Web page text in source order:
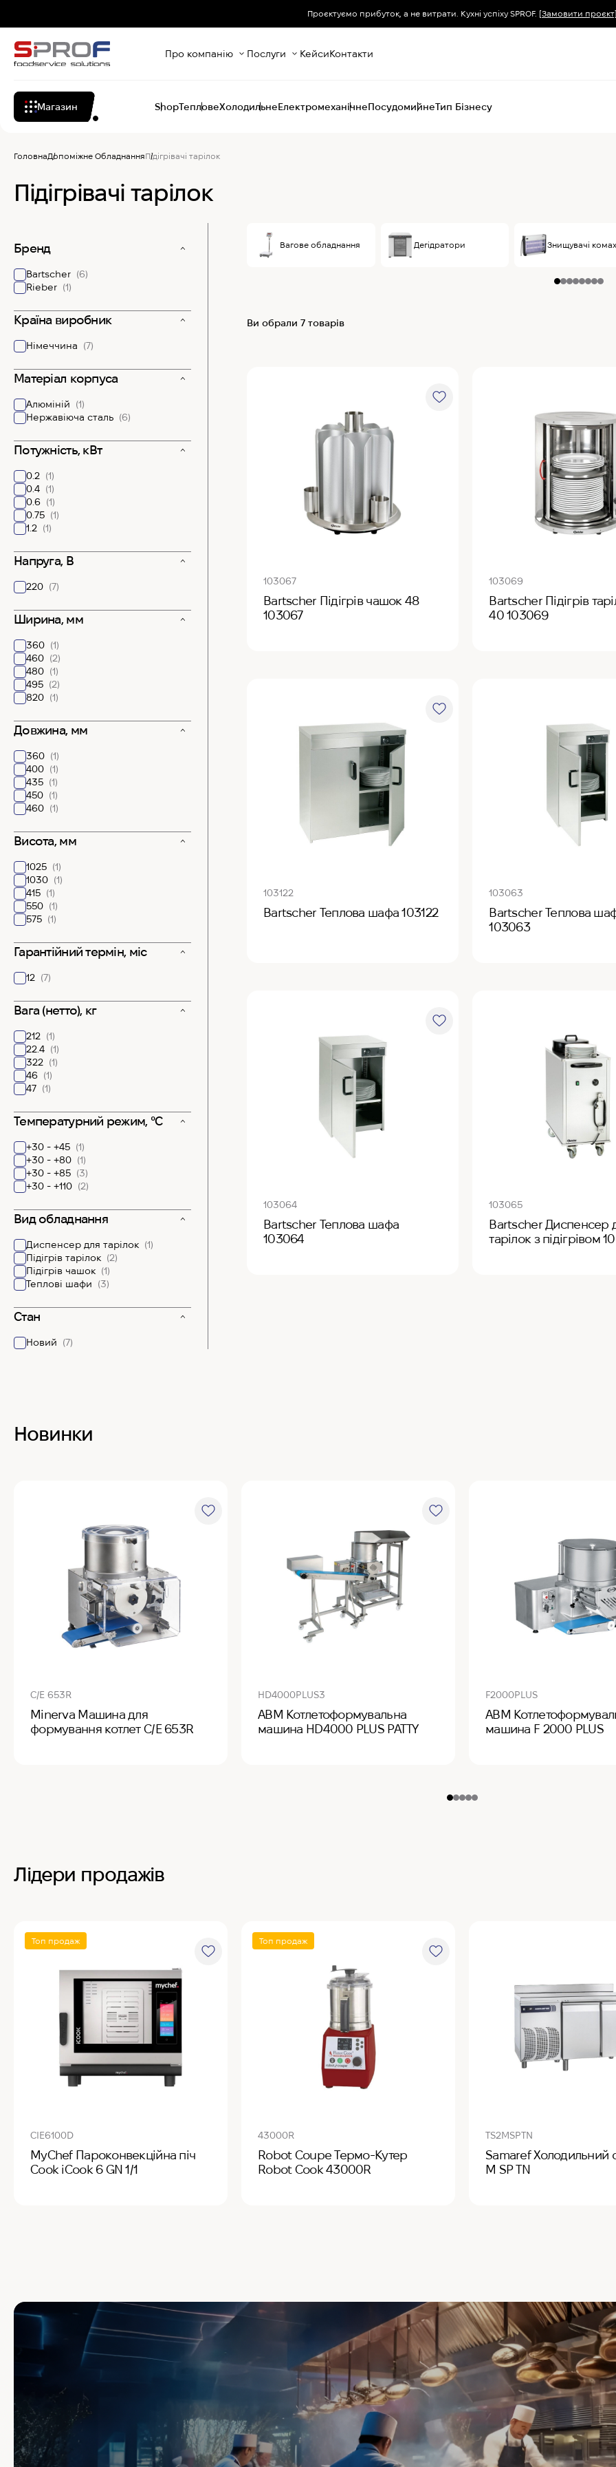
Проєктуємо прибуток, а не витрати. Кухні успіху SPROF. [Замовити
Про компанію Послуги КейсиКонтакти
Магазин ShopТепловеХолодильнеЕлектромеханічнеПосудомийнеТип Бізнесу
ГоловнаДопоміжне ОбладнанняПідігрівачі тарілок
Підігрівачі тарілок
Бренд
Bartscher (6)
Rieber (1)
Країна виробник
Німеччина (7)
Матеріал корпуса
Алюміній
(1)
Нержавіюча сталь (6)
Потужність, кВт
0.2
(1)
0.4 (1)
0.6 (1)
0.75 (1)
1.2
(1)
Напруга, В
220 (7)
Ширина, мм
360 (1)
460 (2)
480 (1)
495 (2)
820 (1)
Довжина, мм
360 (1)
400 (1)
435 (1)
450 (1)
460 (1)
Висота, мм
1025 (1)
1030 (1)
415 (1)
550 (1)
575 (1)
Гарантійний термін, міс
12 (7)
Вага (нетто), кг
212
(1)
22.4 (1)
322
(1)
46 (1)
47 (1)
Температурний режим, °С
+30 - +45 (1)
+30 - +80 (1)
+30 - +85 (3)
+30 - +110 (2)
Вид обладнання
Диспенсер для тарілок (1)
Підігрів тарілок (2)
Підігрів чашок (1)
Теплові шафи
(3)
Стан
Новий (7)
Вагове обладнання Дегідратори Знищувачі
Ви обрали 7 товарів
103067
Bartscher Підігрів чашок 48
103067
103069
Bartscher Підігрів
40 103069
103122
Bartscher Теплова шафа 103122
103063
Bartscher Теплова
103063
103064
Bartscher Теплова шафа
103064
103065
Bartscher Диспенсер
тарілок з підігрівом
Новинки
C/E 653R
Minerva Машина для
формування котлет C/E 653R
HD4000PLUS3
ABM Котлетоформувальна
машина HD4000 PLUS PATTY
F2000PLUS
ABM
машина F 2000 PLUS
Лідери продажів
Топ продаж
CIE6100D
MyChef Пароконвекційна піч
Cook iCook 6 GN 1/1
Топ продаж
43000R
Robot Coupe Термо-Кутер
Robot Cook 43000R
TS2MSPTN
Samaref Холодильний
M SP TN